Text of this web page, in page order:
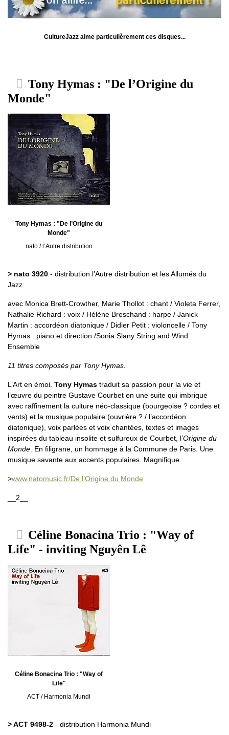
CultureJazz aime particulièrement ces disques...
Tony Hymas : "De l’Origine du
Monde"
Tony Hymas : "De l’Origine du
Monde"
nato / l’Autre distribution
> nato 3920 - distribution l’Autre distribution et les Allumés du
Jazz
avec Monica Brett-Crowther, Marie Thollot : chant / Violeta Ferrer,
Nathalie Richard : voix / Hélène Breschand : harpe / Janick
Martin : accordéon diatonique / Didier Petit : violoncelle / Tony
Hymas : piano et direction /Sonia Slany String and Wind
Ensemble
11 titres composés par Tony Hymas.
L’Art en émoi. Tony Hymas traduit sa passion pour la vie et
l’œuvre du peintre Gustave Courbet en une suite qui imbrique
avec raffinement la culture néo-classique (bourgeoise ? cordes et
vents) et la musique populaire (ouvrière ? / l’accordéon
diatonique), voix parlées et voix chantées, textes et images
inspirées du tableau insolite et sulfureux de Courbet, l’Origine du
Monde . En filigrane, un hommage à la Commune de Paris. Une
musique savante aux accents populaires. Magnifique.
>www.natomusic.fr/De l’Origine du Monde
__2__
Céline Bonacina Trio : "Way of
Life" - inviting Nguyên Lê
Céline Bonacina Trio : "Way of
Life"
ACT / Harmonia Mundi
> ACT 9498-2 - distribution Harmonia Mundi